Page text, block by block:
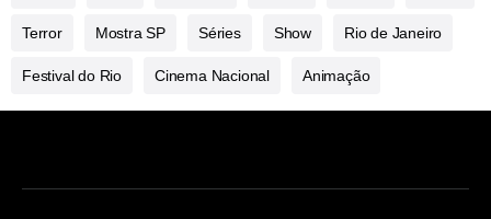
Terror Mostra SP Séries Show Rio de Janeiro
Festival do Rio Cinema Nacional Animação